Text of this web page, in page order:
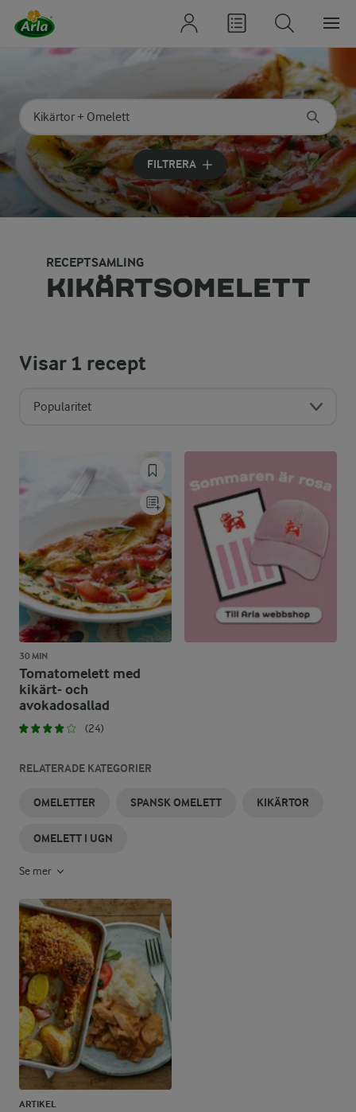
Sök på kategori eller ingrediens
Skriv in sökord för att få förslag
FILTRERA
RECEPTSAMLING
KIKÄRTSOMELETT
Visar1 recept
Popularitet
30 MIN
Tomatomelett med
kikärt- och
avokadosallad
(24)
RELATERADE KATEGORIER
OMELETTER SPANSK OMELETT KIKÄRTOR
OMELETT I UGN
Se mer
ARTIKEL